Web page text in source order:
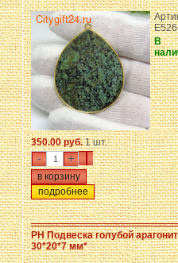
В
350.00 руб.1 шт.
- +
подробнее
PH Подвеска голубой арагонит
30*20*7 мм*